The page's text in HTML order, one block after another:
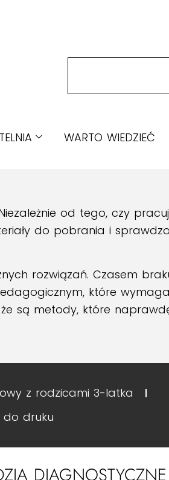
WARTO WIEDZIEĆ
od tego, czy
do pobrania i
rozwiązań. Czasem
które wymaga
są metody, które
z rodzicami 3-latka
druku
DIAGNOSTYCZNE